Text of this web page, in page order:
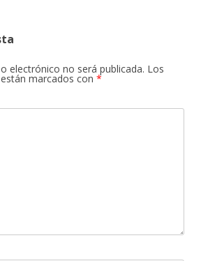
electrónico no será publicada. Los
marcados con *